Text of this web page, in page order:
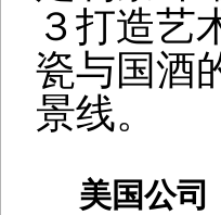
３打造艺
瓷与国酒
景线。
美国公司